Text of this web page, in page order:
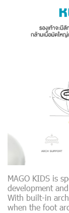
MAGO KIDS is
development
With built-in
when the foot